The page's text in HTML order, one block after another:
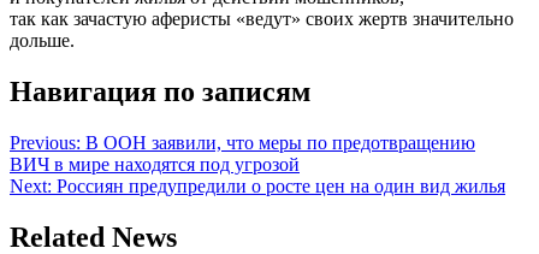
так как зачастую аферисты «ведут» своих жертв значительно
дольше.
Навигация по записям
Previous: В ООН заявили, что меры по предотвращению
ВИЧ в мире находятся под угрозой
Next: Россиян предупредили о росте цен на один вид жилья
Related News